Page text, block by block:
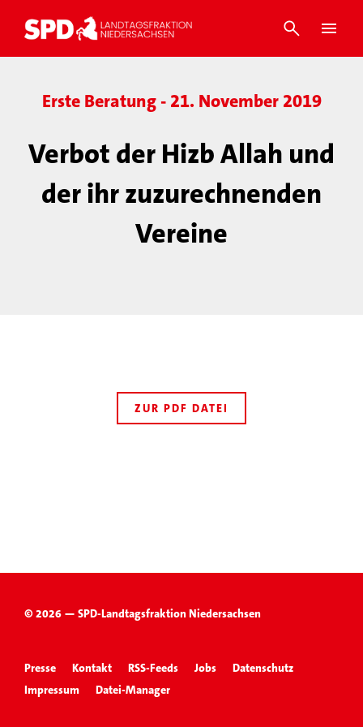
Erste Beratung - 21. November 2019
Verbot der Hizb Allah und
der ihr zuzurechnenden
Vereine
ZUR PDF DATEI
© 2026 — SPD-Landtagsfraktion Niedersachsen
Presse Kontakt RSS-Feeds Jobs
Datenschutz
Impressum
Datei-Manager